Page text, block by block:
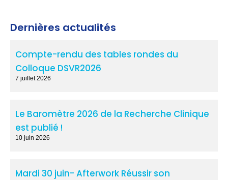
Dernières actualités
Compte-rendu des tables rondes du
Colloque DSVR2026
7 juillet 2026
Le Baromètre 2026 de la Recherche Clinique
est publié !
10 juin 2026
Mardi 30 juin- Afterwork Réussir son